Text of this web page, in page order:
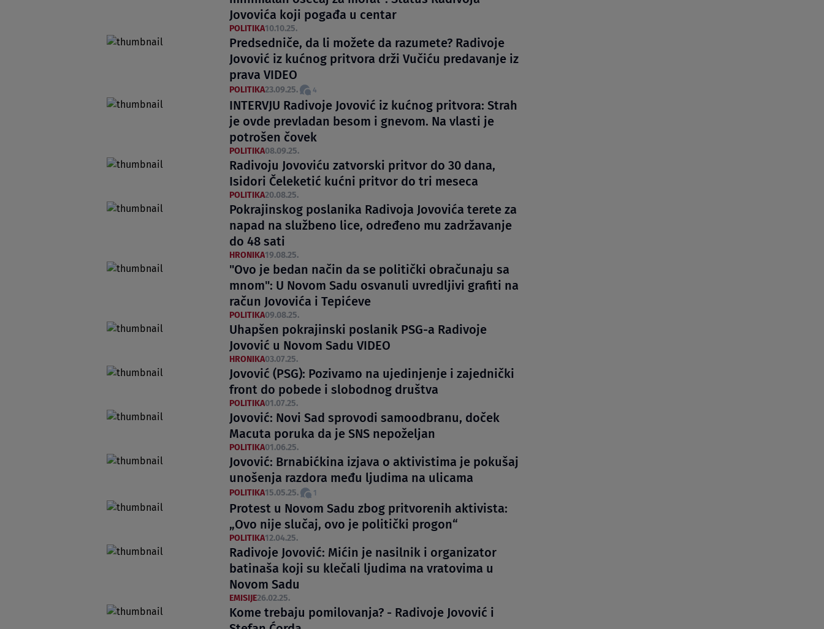
Jovovića koji pogađa u centar
POLITIKA10.10.25.
Predsedniče, da li možete da razumete? Radivoje
Jovović iz kućnog pritvora drži Vučiću predavanje iz
prava VIDEO
POLITIKA23.09.25. 4
INTERVJU Radivoje Jovović iz kućnog pritvora: Strah
je ovde prevladan besom i gnevom. Na vlasti je
potrošen čovek
POLITIKA08.09.25.
Radivoju Jovoviću zatvorski pritvor do 30 dana,
Isidori Čeleketić kućni pritvor do tri meseca
POLITIKA20.08.25.
Pokrajinskog poslanika Radivoja Jovovića terete za
napad na službeno lice, određeno mu zadržavanje
do 48 sati
HRONIKA19.08.25.
"Ovo je bedan način da se politički obračunaju sa
mnom": U Novom Sadu osvanuli uvredljivi grafiti na
račun Jovovića i Tepićeve
POLITIKA09.08.25.
Uhapšen pokrajinski poslanik PSG-a Radivoje
Jovović u Novom Sadu VIDEO
HRONIKA03.07.25.
Jovović (PSG): Pozivamo na ujedinjenje i zajednički
front do pobede i slobodnog društva
POLITIKA01.07.25.
Jovović: Novi Sad sprovodi samoodbranu, doček
Macuta poruka da je SNS nepoželjan
POLITIKA01.06.25.
Jovović: Brnabićkina izjava o aktivistima je pokušaj
unošenja razdora među ljudima na ulicama
POLITIKA15.05.25. 1
Protest u Novom Sadu zbog pritvorenih aktivista:
„Ovo nije slučaj, ovo je politički progon“
POLITIKA12.04.25.
Radivoje Jovović: Mićin je nasilnik i organizator
batinaša koji su klečali ljudima na vratovima u
Novom Sadu
EMISIJE26.02.25.
Kome trebaju pomilovanja? - Radivoje Jovović i